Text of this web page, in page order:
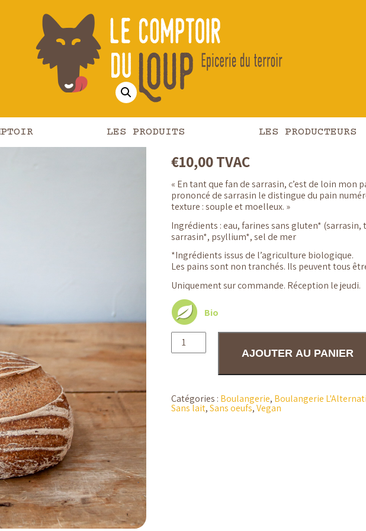
LES PRODUITS LES PRODUCTEURS
L'Alternative / Pain sans gluten 7. Levain sarrasin prononcé
Pain sans
prononcé
€10,00TVAC
« En tant que fan de sarrasin, c’est de loin mon
prononcé de sarrasin le distingue du pain
texture : souple et moelleux. »
Ingrédients : eau, farines sans gluten* (sarrasin,
sarrasin*, psyllium*, sel de mer
*Ingrédients issus de l’agriculture biologique.
Les pains sont non tranchés. Ils peuvent tous
Uniquement sur commande. Réception le jeudi.
Bio
quantité
Pain
Levain
sarrasin
prononcé
AJOUTER AU PANIER
Catégories : Boulangerie, Boulangerie
Sans lait,Sans oeufs,Vegan